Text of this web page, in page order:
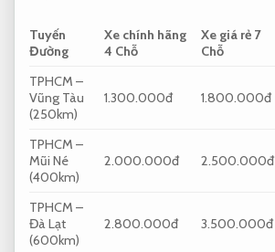
Tuyến
Đường
Xe chính hãng
4 Chỗ
Xe giá rẻ 7
Chỗ
TPHCM –
Vũng Tàu
(250km)
1.300.000đ 1.800.000đ
TPHCM –
Mũi Né
(400km)
2.000.000đ 2.500.000đ
TPHCM –
Đà Lạt
(600km)
2.800.000đ 3.500.000đ